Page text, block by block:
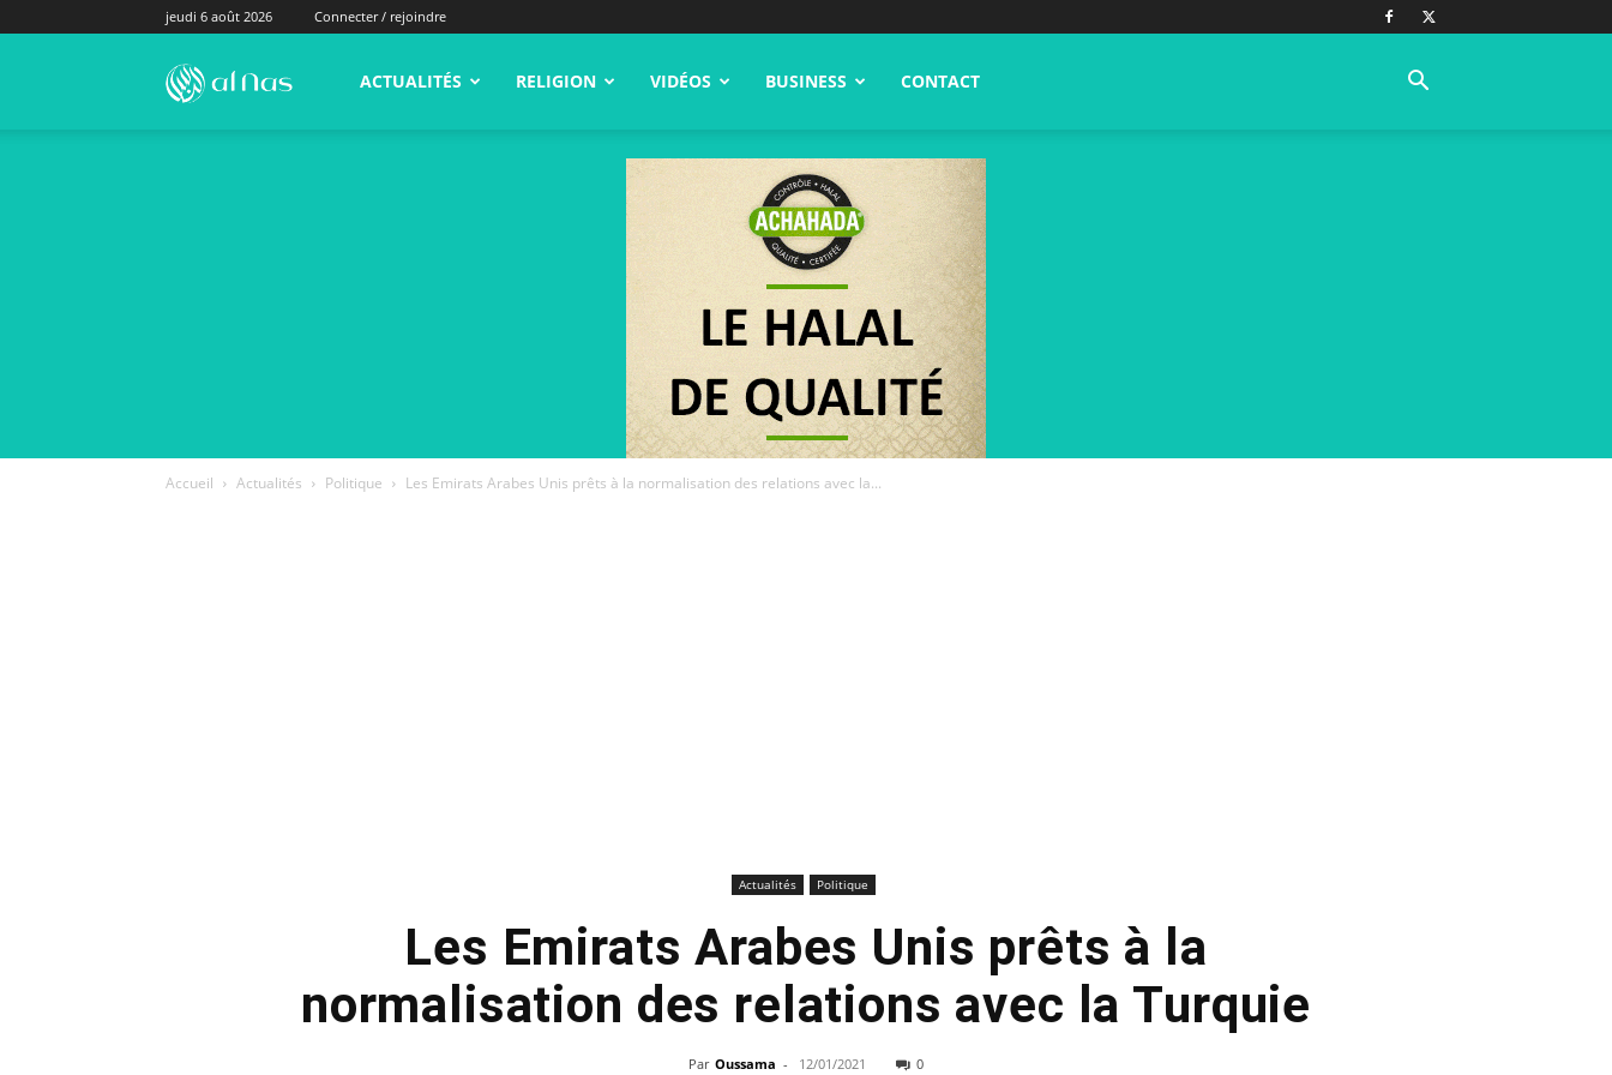
jeudi 6 août 2026 Connecter / rejoindre
alNas.fr ACTUALITÉS RELIGION VIDÉOS BUSINESS CONTACT
Accueil Actualités Politique Les Emirats Arabes Unis prêts à la normalisation des relations avec la...
Actualités Politique
Les Emirats Arabes Unis prêts à la
normalisation des relations avec la Turquie
Par Oussama - 12/01/2021 0